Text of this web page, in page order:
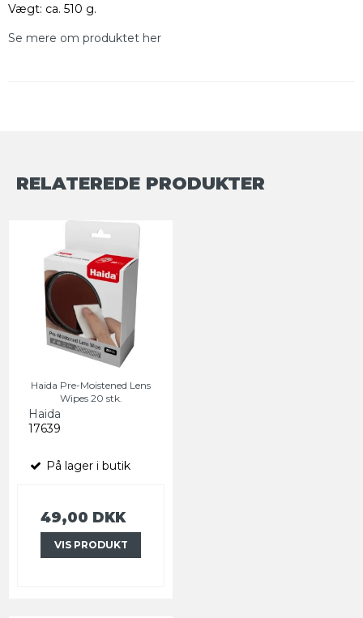
Vægt: ca. 510 g.
Se mere om produktet her
RELATEREDE PRODUKTER
Haida Pre-Moistened Lens
Wipes 20 stk.
Haida
17639
På lager i butik
49,00 DKK
VIS PRODUKT